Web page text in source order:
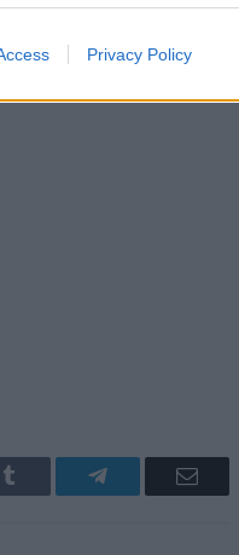
Privacy Policy
Tumblr Telegram Email